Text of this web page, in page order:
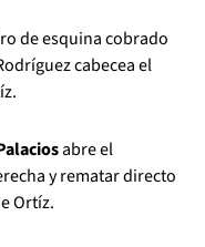
de esquina cobrado
cabecea el
abre el
y rematar directo
Ortíz.